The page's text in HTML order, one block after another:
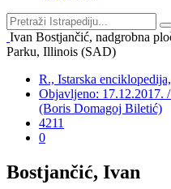
Ivan Bostjančić, nadgrobna
Parku, Illinois (SAD)
R., Istarska
Objavljeno: 17.12.2017.
(Boris Domagoj Biletić)
4211
0
Bostjančić, Ivan